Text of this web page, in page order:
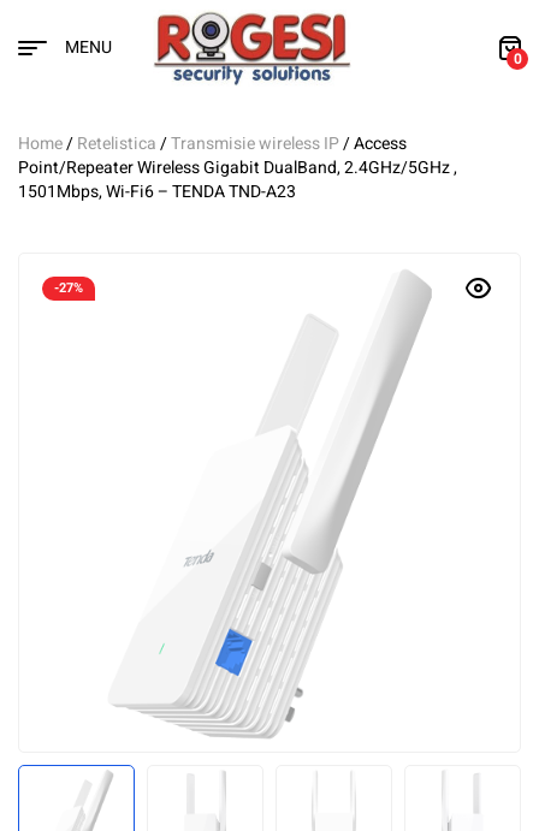
MENU 0
Home/Retelistica/Transmisie wireless IP/ Access
Point/Repeater Wireless Gigabit DualBand, 2.4GHz/5GHz ,
1501Mbps, Wi-Fi6 – TENDA TND-A23
-27%